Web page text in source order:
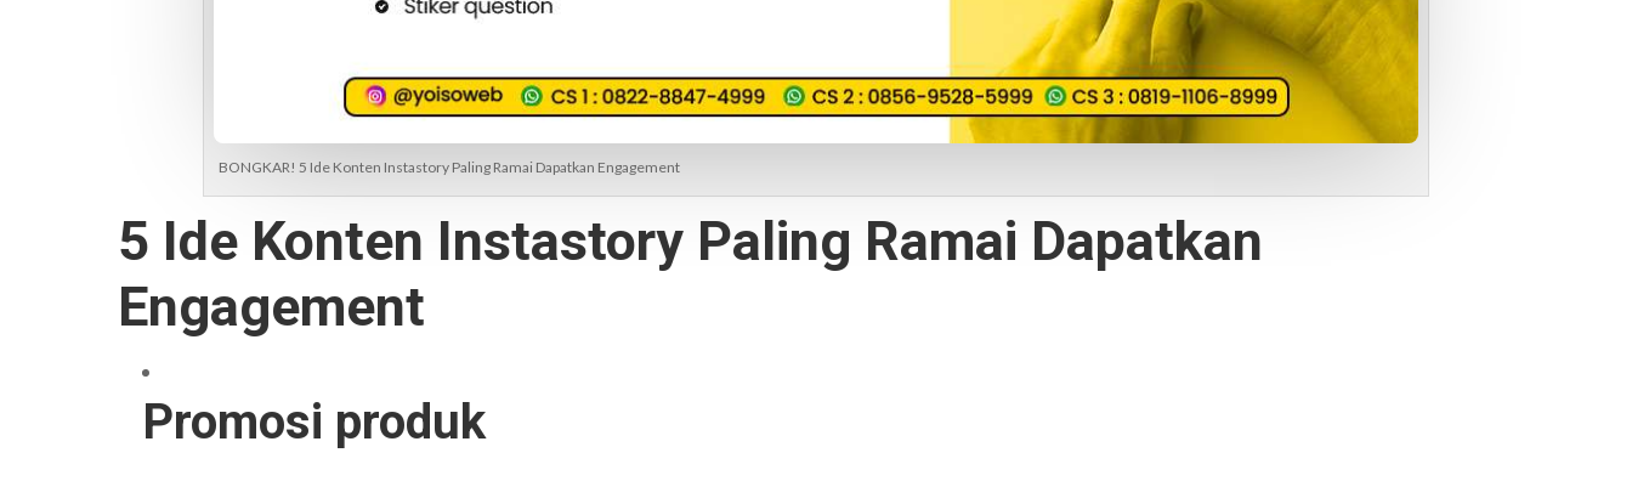
BONGKAR! 5 Ide Konten Instastory Paling Ramai Dapatkan Engagement
5 Ide Konten Instastory Paling Ramai Dapatkan
Engagement
Promosi produk